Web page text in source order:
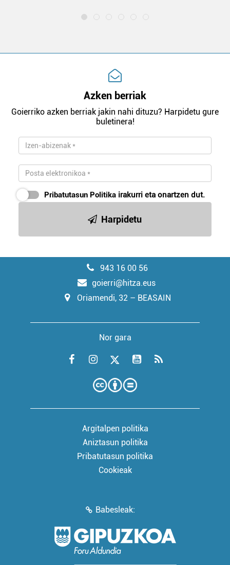
Azken berriak
Goierriko azken berriak jakin nahi dituzu? Harpidetu gure
buletinera!
Pribatutasun Politika irakurri eta onartzen dut.
Harpidetu
943 16 00 56
goierri@hitza.eus
Oriamendi, 32 – BEASAIN
Nor gara
Argitalpen politika
Aniztasun politika
Pribatutasun politika
Cookieak
Babesleak: